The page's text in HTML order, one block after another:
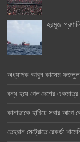
হরমুজ
অধ্যাপক আবুল কাসেম ফজলুল
বন্ধ হয়ে গেল দেশের একমাত্র
কানাডাকে হারিয়ে সবার আগে
তেহরান মেট্রোতে রেকর্ড: